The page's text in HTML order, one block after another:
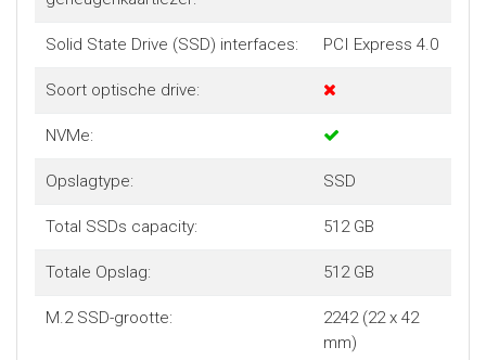
Solid State Drive (SSD) interfaces: PCI Express 4.0
Soort optische drive:
NVMe:
Opslagtype: SSD
Total SSDs capacity: 512 GB
Totale Opslag: 512 GB
M.2 SSD-grootte:
2242 (22 x 42
mm)